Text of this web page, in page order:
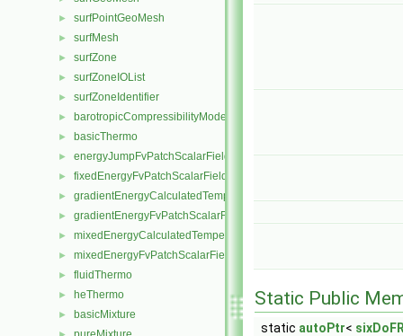
► surfPointGeoMesh
► surfMesh
► surfZone
► surfZoneIOList
► surfZoneIdentifier
► barotropicCompressibilityModel
► basicThermo
► energyJumpFvPatchScalarField
► fixedEnergyFvPatchScalarField
► gradientEnergyCalculatedTemperatureFvPatchScalarField
► gradientEnergyFvPatchScalarField
► mixedEnergyCalculatedTemperatureFvPatchScalarField
► mixedEnergyFvPatchScalarField
► fluidThermo
► heThermo
► basicMixture
Static Public
static autoPtr<